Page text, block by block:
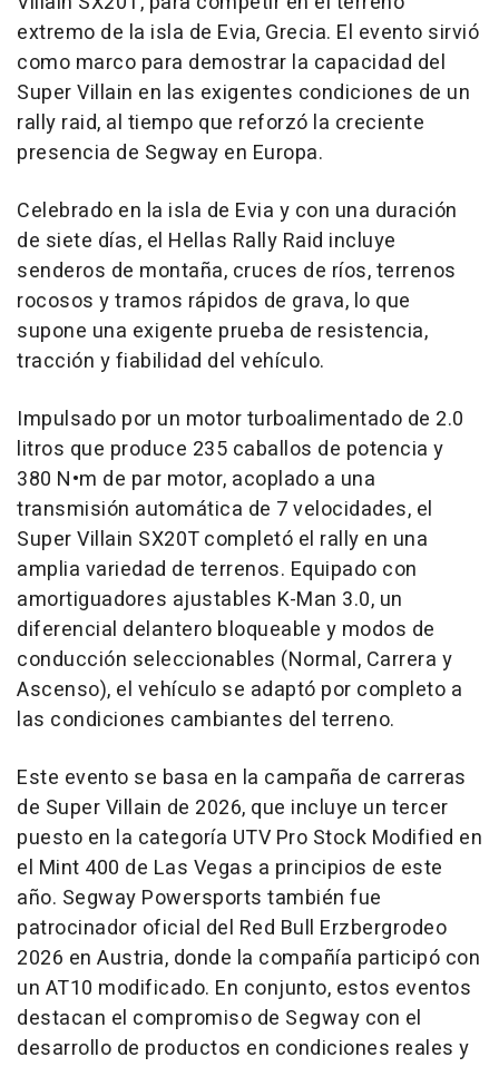
extremo de la isla de Evia, Grecia. El evento sirvió
como marco para demostrar la capacidad del
Super Villain en las exigentes condiciones de un
rally raid, al tiempo que reforzó la creciente
presencia de Segway en Europa.
Celebrado en la isla de Evia y con una duración
de siete días, el Hellas Rally Raid incluye
senderos de montaña, cruces de ríos, terrenos
rocosos y tramos rápidos de grava, lo que
supone una exigente prueba de resistencia,
tracción y fiabilidad del vehículo.
Impulsado por un motor turboalimentado de 2.0
litros que produce 235 caballos de potencia y
380 N•m de par motor, acoplado a una
transmisión automática de 7 velocidades, el
Super Villain SX20T completó el rally en una
amplia variedad de terrenos. Equipado con
amortiguadores ajustables K-Man 3.0, un
diferencial delantero bloqueable y modos de
conducción seleccionables (Normal, Carrera y
Ascenso), el vehículo se adaptó por completo a
las condiciones cambiantes del terreno.
Este evento se basa en la campaña de carreras
de Super Villain de 2026, que incluye un tercer
puesto en la categoría UTV Pro Stock Modified en
el Mint 400 de Las Vegas a principios de este
año. Segway Powersports también fue
patrocinador oficial del Red Bull Erzbergrodeo
2026 en Austria, donde la compañía participó con
un AT10 modificado. En conjunto, estos eventos
destacan el compromiso de Segway con el
desarrollo de productos en condiciones reales y